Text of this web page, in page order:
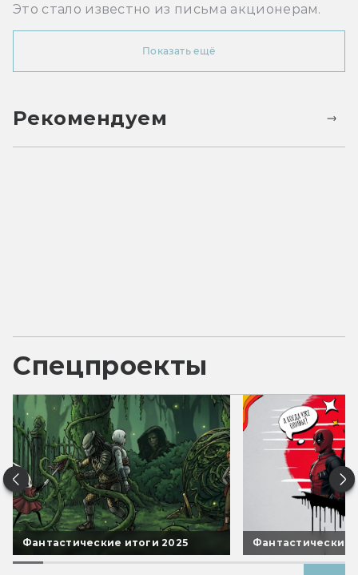
Это стало известно из письма акционерам.
Показать ещё
Рекомендуем
Спецпроекты
Фантастические итоги 2025 Фантастические